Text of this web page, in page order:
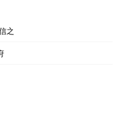
之